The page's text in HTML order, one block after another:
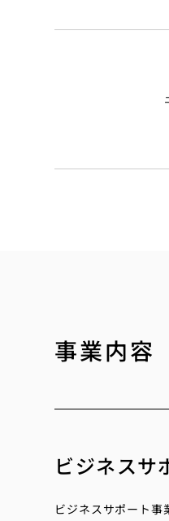
ビジネスサ
ビジネスサポート事
事業内容